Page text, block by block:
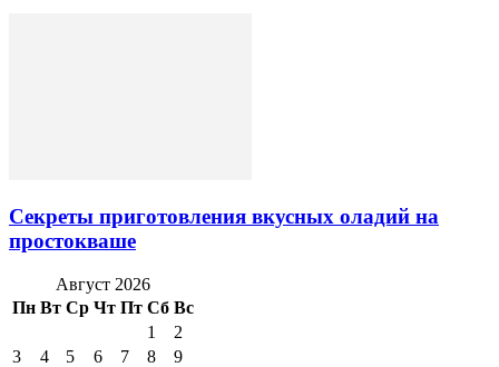
Секреты приготовления вкусных оладий на
простокваше
Август 2026
Пн Вт Ср Чт Пт Сб Вс
1
2
3
4 5 6 7 8
9